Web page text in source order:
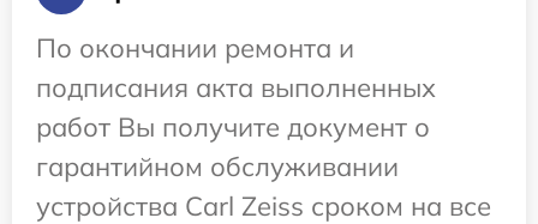
По окончании ремонта и
подписания акта выполненных
работ Вы получите документ о
гарантийном обслуживании
устройства Carl Zeiss сроком на все